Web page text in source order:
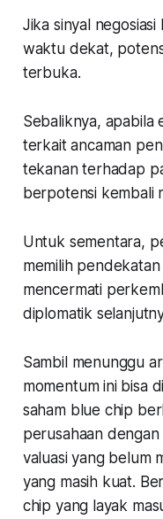
Jika sinyal
waktu dekat,
terbuka.
Sebaliknya, apabila
terkait ancaman
tekanan terhadap
berpotensi kembali
Untuk sementara,
memilih pendekatan
mencermati
diplomatik
Sambil menunggu
momentum ini bisa
saham blue chip
perusahaan
valuasi yang belum
yang masih kuat.
chip yang layak